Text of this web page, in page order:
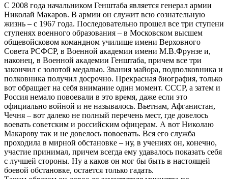
С 2008 года начальником Генштаба является генерал армии
Николай Макаров. В армии он служит всю сознательную
жизнь – с 1967 года. Последовательно прошел все три ступени
ступенях военного образования – в Московском высшем
общевойсковом командном училище имени Верховного
Совета РСФСР, в Военной академии имени М.В.Фрунзе и,
наконец, в Военной академии Генштаба, причем все три
закончил с золотой медалью. Звания майора, подполковника и
полковника получил досрочно. Прекрасная биография, только
вот обращает на себя внимание один момент. СССР, а затем и
Россия немало повоевали в это время, даже если это
официально войной и не называлось. Вьетнам, Афганистан,
Чечня – вот далеко не полный перечень мест, где довелось
воевать советским и российским офицерам. А вот Николаю
Макарову так и не довелось повоевать. Вся его служба
проходила в мирной обстановке – ну, в учениях он, конечно,
участие принимал, причем всегда ему удавалось показать себя
с лучшей стороны. Ну а каков он мог бы быть в настоящей
боевой обстановке, остается только гадать.